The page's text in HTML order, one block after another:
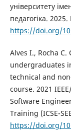
університету
педагогіка.
https://doi.org/
Alves I., Rocha
undergraduates
technical and
course. 2021
Software
Training (ICSE-
https://doi.org/